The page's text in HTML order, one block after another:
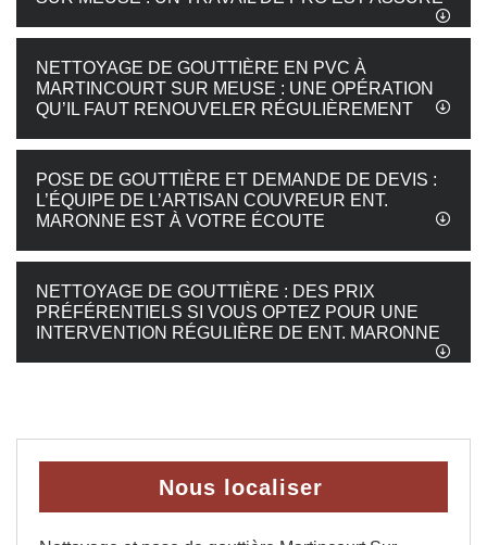
NETTOYAGE DE GOUTTIÈRE EN PVC À
MARTINCOURT SUR MEUSE : UNE OPÉRATION
QU’IL FAUT RENOUVELER RÉGULIÈREMENT
POSE DE GOUTTIÈRE ET DEMANDE DE DEVIS :
L’ÉQUIPE DE L’ARTISAN COUVREUR ENT.
MARONNE EST À VOTRE ÉCOUTE
NETTOYAGE DE GOUTTIÈRE : DES PRIX
PRÉFÉRENTIELS SI VOUS OPTEZ POUR UNE
INTERVENTION RÉGULIÈRE DE ENT. MARONNE
Nous localiser